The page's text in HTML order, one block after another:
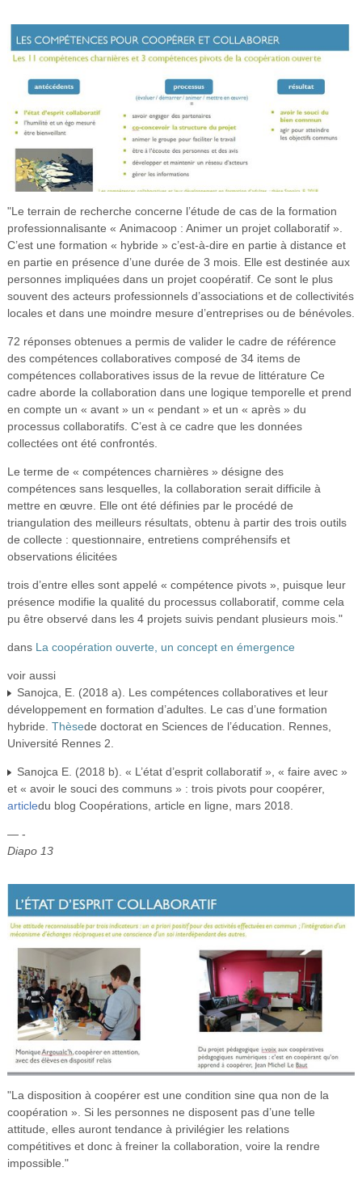
"Le terrain de recherche concerne l’étude de cas de la formation
professionnalisante « Animacoop : Animer un projet collaboratif ».
C’est une formation « hybride » c’est-à-dire en partie à distance et
en partie en présence d’une durée de 3 mois. Elle est destinée aux
personnes impliquées dans un projet coopératif. Ce sont le plus
souvent des acteurs professionnels d’associations et de collectivités
locales et dans une moindre mesure d’entreprises ou de bénévoles.
72 réponses obtenues a permis de valider le cadre de référence
des compétences collaboratives composé de 34 items de
compétences collaboratives issus de la revue de littérature Ce
cadre aborde la collaboration dans une logique temporelle et prend
en compte un « avant » un « pendant » et un « après » du
processus collaboratifs. C’est à ce cadre que les données
collectées ont été confrontés.
Le terme de « compétences charnières » désigne des
compétences sans lesquelles, la collaboration serait difficile à
mettre en œuvre. Elle ont été définies par le procédé de
triangulation des meilleurs résultats, obtenu à partir des trois outils
de collecte : questionnaire, entretiens compréhensifs et
observations élicitées
trois d’entre elles sont appelé « compétence pivots », puisque leur
présence modifie la qualité du processus collaboratif, comme cela
pu être observé dans les 4 projets suivis pendant plusieurs mois."
dans La coopération ouverte, un concept en émergence
voir aussi
Sanojca, E. (2018 a). Les compétences collaboratives et leur
développement en formation d’adultes. Le cas d’une formation
hybride. Thèsede doctorat en Sciences de l’éducation. Rennes,
Université Rennes 2.
Sanojca E. (2018 b). « L’état d’esprit collaboratif », « faire avec »
et « avoir le souci des communs » : trois pivots pour coopérer,
articledu blog Coopérations, article en ligne, mars 2018.
— -
Diapo 13
"La disposition à coopérer est une condition sine qua non de la
coopération ». Si les personnes ne disposent pas d’une telle
attitude, elles auront tendance à privilégier les relations
compétitives et donc à freiner la collaboration, voire la rendre
impossible."